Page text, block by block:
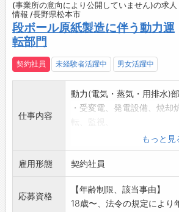
(事業所の意向により公開していません)の求人
情報 /長野県松本市
段ボール原紙製造に伴う動力運
転部門
契約社員 未経験者活躍中 男女活躍中
仕事内容
動力(電気・蒸気・用排水)
・受変電、発電設備、焼却
◎変更の範囲:松本工場内職
術部・環境管理室
・施設動力課(電気計装、
紙員含む)・安
全衛生管理室)
もっと見
雇用形態 契約社員
応募資格
【年齢制限、該当事由】
18歳〜、法令の規定により